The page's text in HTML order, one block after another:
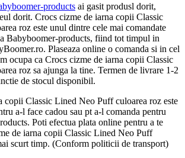
products ai gasit produsl dorit,
dorit. Crocs cizme de iarna copii Classic
roz este unul dintre cele mai comandate
Babyboomer-products, fiind tot timpul in
Plaseaza online o comanda si in cel
ocupa ca Crocs cizme de iarna copii Classic
roz sa ajunga la tine. Termen de livrare 1-2
de stocul disponibil.
copii Classic Lined Neo Puff culoarea roz este
a-l face cadou sau pt a-l comanda pentru
Poti efectua plata online pentru a te
de iarna copii Classic Lined Neo Puff
scurt timp. (Conform politicii de transport)